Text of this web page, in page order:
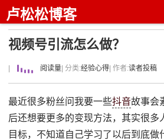
卢松松博客
视频号引流怎么做？
阅读量 | 分类:经验心得 | 作者:读者投稿
最近很多粉丝问我要一些抖音故事会
后还想要更多的变现方法，其实很多
目标，不知道自己学习了以后到底做